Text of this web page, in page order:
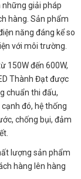
những giải pháp
hàng. Sản phẩm
năng đáng kể so
với môi trường.
150W đến 600W,
Thành Đạt được
chuẩn thi đấu,
đó, hệ thống
chống bụi, đảm
lượng sản phẩm
hàng lên hàng